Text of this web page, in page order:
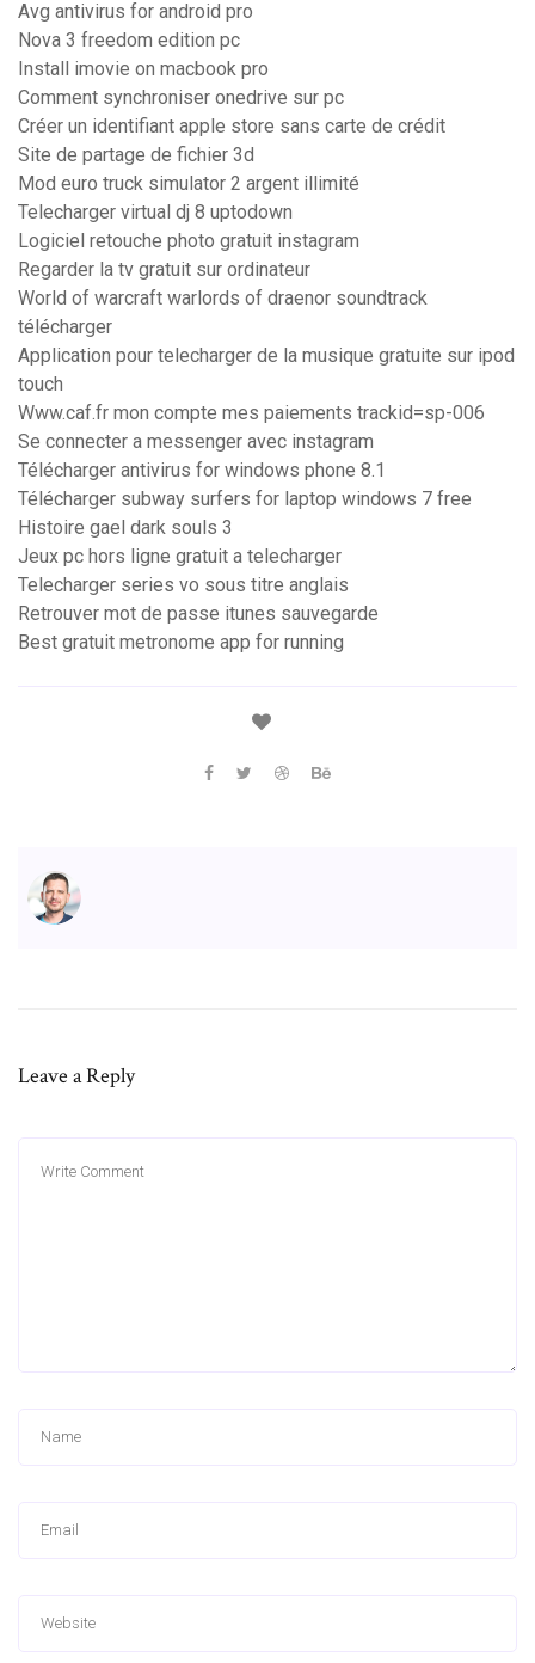
Avg antivirus for android pro
Nova 3 freedom edition pc
Install imovie on macbook pro
Comment synchroniser onedrive sur pc
Créer un identifiant apple store sans carte de crédit
Site de partage de fichier 3d
Mod euro truck simulator 2 argent illimité
Telecharger virtual dj 8 uptodown
Logiciel retouche photo gratuit instagram
Regarder la tv gratuit sur ordinateur
World of warcraft warlords of draenor soundtrack
télécharger
Application pour telecharger de la musique gratuite sur ipod
touch
Www.caf.fr mon compte mes paiements trackid=sp-006
Se connecter a messenger avec instagram
Télécharger antivirus for windows phone 8.1
Télécharger subway surfers for laptop windows 7 free
Histoire gael dark souls 3
Jeux pc hors ligne gratuit a telecharger
Telecharger series vo sous titre anglais
Retrouver mot de passe itunes sauvegarde
Best gratuit metronome app for running
Leave a Reply